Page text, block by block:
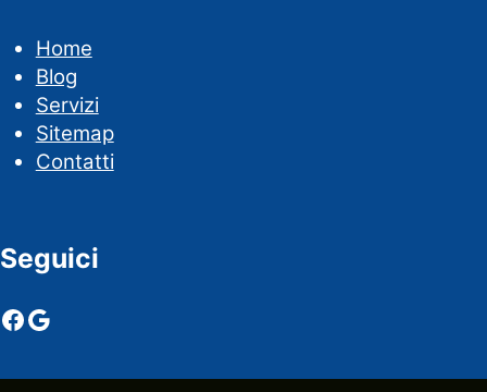
Home
Blog
Servizi
Sitemap
Contatti
Seguici
Facebook
Google